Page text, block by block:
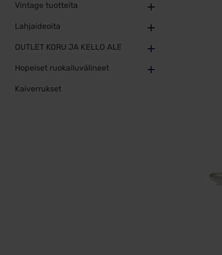
Vintage tuotteita
Lahjaideoita
OUTLET KORU JA KELLO ALE
Hopeiset ruokailuvälineet
Kaiverrukset